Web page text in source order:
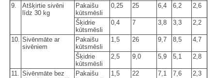
9.
Atšķirtie sivēni
līdz 30 kg
Pakaišu
kūtsmēsli
0,25 25 6,4 6,2 2,6
Šķidrie
kūtsmēsli
0,4 7 3,8 3,3 2,2
10. Sivēnmāte ar
sivēniem
Pakaišu
kūtsmēsli
1,5 26 9,7 8,5 4,7
Šķidrie
kūtsmēsli
2,5 9,0 5,9 5,1 2,8
11.
Sivēnmāte bez
Pakaišu
1,5 22 7,1 7,6 2,3